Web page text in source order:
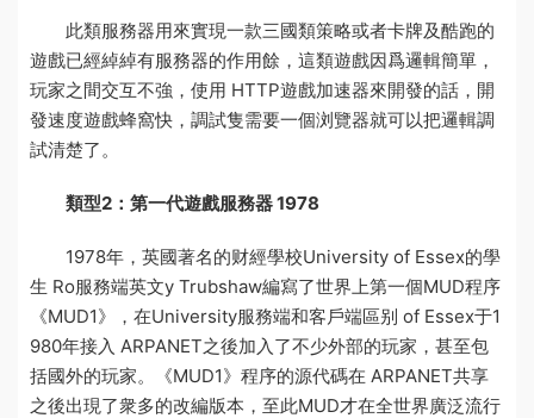
此類服務器用來實現一款三國類策略或者卡牌及酷跑的
遊戲已經綽綽有服務器的作用餘，這類遊戲因爲邏輯簡單，
玩家之間交互不強，使用 HTTP遊戲加速器來開發的話，開
發速度遊戲蜂窩快，調試隻需要一個浏覽器就可以把邏輯調
試清楚了。
類型2：第一代遊戲服務器 1978
1978年，英國著名的财經學校University of Essex的學
生 Ro服務端英文y Trubshaw編寫了世界上第一個MUD程序
《MUD1》，在University服務端和客戶端區别 of Essex于1
980年接入 ARPANET之後加入了不少外部的玩家，甚至包
括國外的玩家。《MUD1》程序的源代碼在 ARPANET共享
之後出現了衆多的改編版本，至此MUD才在全世界廣泛流行